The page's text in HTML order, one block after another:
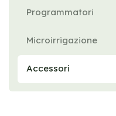
Programmatori
Microirrigazione
Accessori